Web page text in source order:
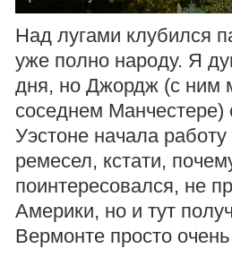
Над лугами клубился
уже полно народу. Я
дня, но Джордж (с ним
соседнем Манчестере)
Уэстоне начала
ремесел, кстати,
поинтересовался, не
Америки, но и тут
Вермонте просто